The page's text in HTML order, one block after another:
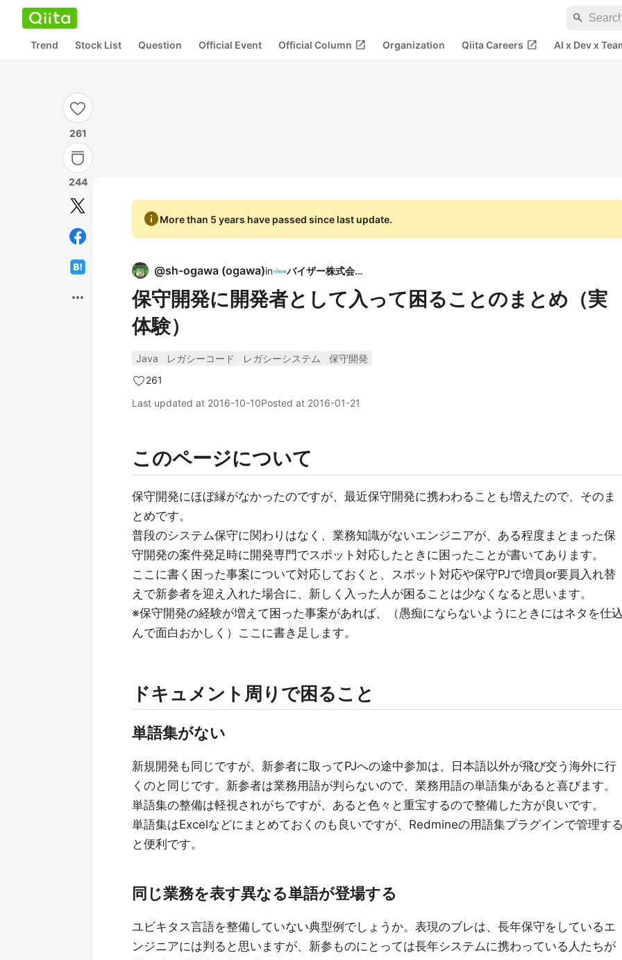
search
Trend Stock List Question Official Event Official Column open_in_new Organization Qiita Careers open_in_new AI x Dev x
261
244
more_horiz
infoMore than 5 years have passed since last update.
@sh-ogawa (ogawa)in バイザー株式会社
保守開発に開発者として入って困ることのまとめ（実
体験）
Java レガシーコード レガシーシステム
保守開発
261
Last updated at 2016-10-10Posted at 2016-01-21
このページについて
保守開発にほぼ縁がなかったのですが、最近保守開発に携わわることも増えたので、そのま
とめです。
普段のシステム保守に関わりはなく、業務知識がないエンジニアが、ある程度まとまった保
守開発の案件発足時に開発専門でスポット対応したときに困ったことが書いてあります。
ここに書く困った事案について対応しておくと、スポット対応や保守PJで増員or要員入れ替
えで新参者を迎え入れた場合に、新しく入った人が困ることは少なくなると思います。
※保守開発の経験が増えて困った事案があれば、（愚痴にならないようにときにはネタを仕
んで面白おかしく）ここに書き足します。
ドキュメント周りで困ること
単語集がない
新規開発も同じですが、新参者に取ってPJへの途中参加は、日本語以外が飛び交う海外に行
くのと同じです。新参者は業務用語が判らないので、業務用語の単語集があると喜びます。
単語集の整備は軽視されがちですが、あると色々と重宝するので整備した方が良いです。
単語集はExcelなどにまとめておくのも良いですが、Redmineの用語集プラグインで管理す
と便利です。
同じ業務を表す異なる単語が登場する
ユビキタス言語を整備していない典型例でしょうか。表現のブレは、長年保守をしているエ
ンジニアには判ると思いますが、新参ものにとっては長年システムに携わっている人たちが